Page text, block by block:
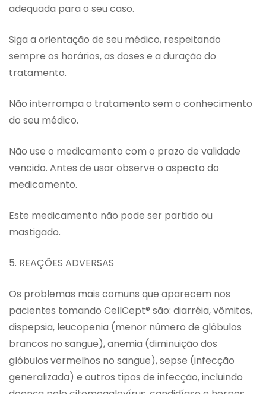
adequada para o seu caso.
Siga a orientação de seu médico, respeitando
sempre os horários, as doses e a duração do
tratamento.
Não interrompa o tratamento sem o conhecimento
do seu médico.
Não use o medicamento com o prazo de validade
vencido. Antes de usar observe o aspecto do
medicamento.
Este medicamento não pode ser partido ou
mastigado.
5. REAÇÕES ADVERSAS
Os problemas mais comuns que aparecem nos
pacientes tomando CellCept® são: diarréia, vômitos,
dispepsia, leucopenia (menor número de glóbulos
brancos no sangue), anemia (diminuição dos
glóbulos vermelhos no sangue), sepse (infecção
generalizada) e outros tipos de infecção, incluindo